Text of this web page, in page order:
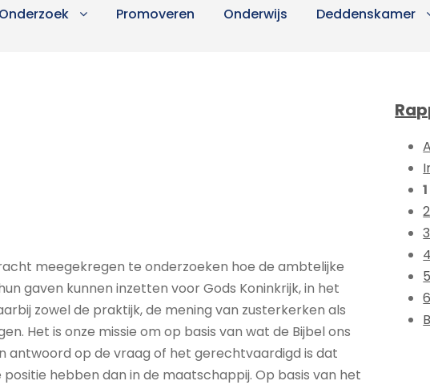
Onderzoek Promoveren Onderwijs Deddenskamer
meegekregen te onderzoeken hoe de ambtelijke
gaven kunnen inzetten voor Gods Koninkrijk, in het
zowel de praktijk, de mening van zusterkerken als
Het is onze missie om op basis van wat de Bijbel ons
op de vraag of het gerechtvaardigd is dat
hebben dan in de maatschappij. Op basis van het